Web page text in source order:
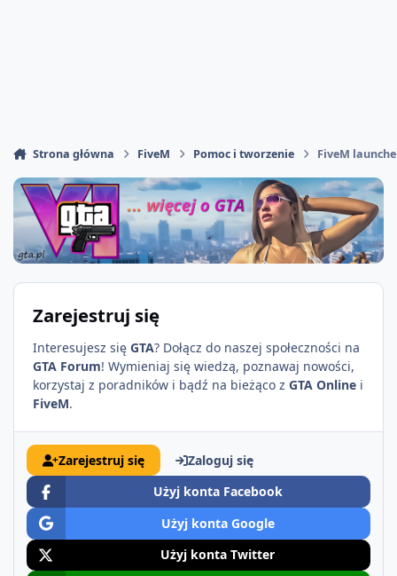
Strona główna FiveM Pomoc i tworzenie FiveM
Zarejestruj się
Interesujesz się GTA? Dołącz do naszej społeczności na
GTA Forum! Wymieniaj się wiedzą, poznawaj nowości,
korzystaj z poradników i bądź na bieżąco z GTA Online i
FiveM.
Zarejestruj się
Zaloguj się
Użyj konta Facebook
Użyj konta Google
Użyj konta Twitter